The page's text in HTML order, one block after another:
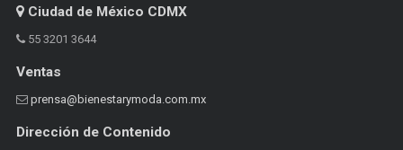
Ciudad de México CDMX
55 3201 3644
Ventas
prensa@bienestarymoda.com.mx
Dirección de Contenido